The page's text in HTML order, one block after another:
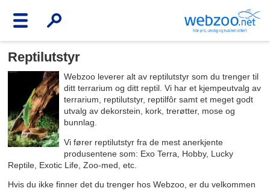
Reptilutstyr
Webzoo leverer alt av reptilutstyr som du trenger til
ditt terrarium og ditt reptil. Vi har et kjempeutvalg av
terrarium, reptilutstyr, reptilfôr samt et meget godt
utvalg av dekorstein, kork, trerøtter, mose og
bunnlag.
Vi fører reptilutstyr fra de mest anerkjente
produsentene som: Exo Terra, Hobby, Lucky
Reptile, Exotic Life, Zoo-med, etc.
Hvis du ikke finner det du trenger hos Webzoo, er du velkommen